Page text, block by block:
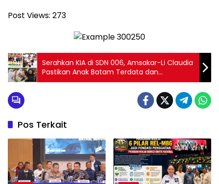
Post Views: 273
Serahkan KIA di SDN 006, Amsakar-Li Claudia
Pastikan Anak Batam Terdata dan
Terlindungi
Pos Terkait